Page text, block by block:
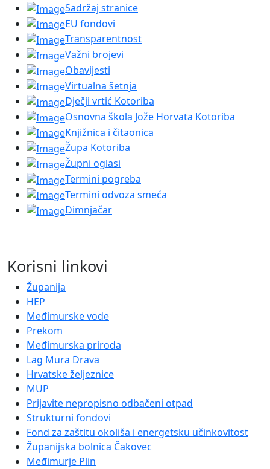
Sadržaj stranice
EU fondovi
Transparentnost
Važni brojevi
Obavijesti
Virtualna šetnja
Dječji vrtić Kotoriba
Osnovna škola Jože Horvata Kotoriba
Knjižnica i čitaonica
Župa Kotoriba
Župni oglasi
Termini pogreba
Termini odvoza smeća
Dimnjačar
Korisni linkovi
Županija
HEP
Međimurske vode
Prekom
Međimurska priroda
Lag Mura Drava
Hrvatske željeznice
MUP
Prijavite nepropisno odbačeni otpad
Strukturni fondovi
Fond za zaštitu okoliša i energetsku učinkovitost
Županijska bolnica Čakovec
Međimurje Plin